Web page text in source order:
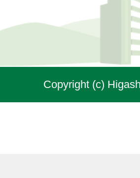
Copyright (c)